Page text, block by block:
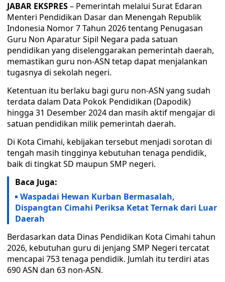
JABAR EKSPRES– Pemerintah melalui Surat Edaran
Menteri Pendidikan Dasar dan Menengah Republik
Indonesia Nomor 7 Tahun 2026 tentang Penugasan
Guru Non Aparatur Sipil Negara pada satuan
pendidikan yang diselenggarakan pemerintah daerah,
memastikan guru non-ASN tetap dapat menjalankan
tugasnya di sekolah negeri.
Ketentuan itu berlaku bagi guru non-ASN yang sudah
terdata dalam Data Pokok Pendidikan (Dapodik)
hingga 31 Desember 2024 dan masih aktif mengajar di
satuan pendidikan milik pemerintah daerah.
Di Kota Cimahi, kebijakan tersebut menjadi sorotan di
tengah masih tingginya kebutuhan tenaga pendidik,
baik di tingkat SD maupun SMP negeri.
Baca Juga:
Waspadai Hewan Kurban Bermasalah,
Dispangtan Cimahi Periksa Ketat Ternak dari Luar
Daerah
Berdasarkan data Dinas Pendidikan Kota Cimahi tahun
2026, kebutuhan guru di jenjang SMP Negeri tercatat
mencapai 753 tenaga pendidik. Jumlah itu terdiri atas
690 ASN dan 63 non-ASN.